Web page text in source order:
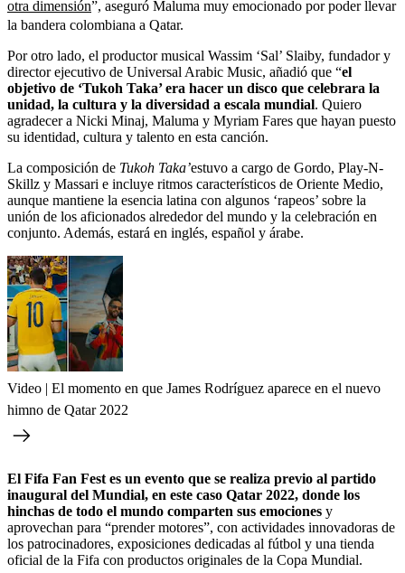
otra dimensión”, aseguró Maluma muy emocionado por poder llevar
la bandera colombiana a Qatar.
Por otro lado, el productor musical Wassim ‘Sal’ Slaiby, fundador y
director ejecutivo de Universal Arabic Music, añadió que “el
objetivo de ‘Tukoh Taka’ era hacer un disco que celebrara la
unidad, la cultura y la diversidad a escala mundial. Quiero
agradecer a Nicki Minaj, Maluma y Myriam Fares que hayan puesto
su identidad, cultura y talento en esta canción.
La composición de Tukoh Taka’estuvo a cargo de Gordo, Play-N-
Skillz y Massari e incluye ritmos característicos de Oriente Medio,
aunque mantiene la esencia latina con algunos ‘rapeos’ sobre la
unión de los aficionados alrededor del mundo y la celebración en
conjunto. Además, estará en inglés, español y árabe.
Video | El momento en que James Rodríguez aparece en el nuevo
himno de Qatar 2022
El Fifa Fan Fest es un evento que se realiza previo al partido
inaugural del Mundial, en este caso Qatar 2022, donde los
hinchas de todo el mundo comparten sus emociones y
aprovechan para “prender motores”, con actividades innovadoras de
los patrocinadores, exposiciones dedicadas al fútbol y una tienda
oficial de la Fifa con productos originales de la Copa Mundial.